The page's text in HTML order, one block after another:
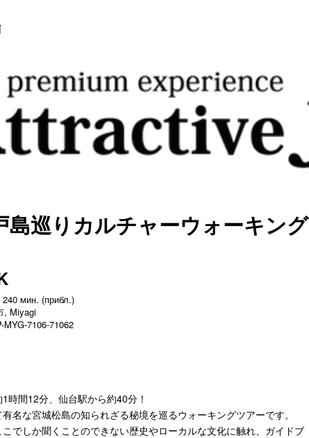
島巡りカルチャーウォーキング
240 мин. (прибл.)
, Miyagi
MYG-7106-71062
時間12分、仙台駅から約40分！
名な宮城松島の知られざる秘境を巡るウォーキングツアーです。
でしか聞くことのできない歴史やローカルな文化に触れ、ガイドブ